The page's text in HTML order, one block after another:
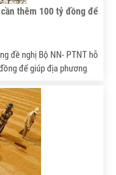
thêm 100 tỷ đồng để
đề nghị Bộ NN- PTNT hỗ
để giúp địa phương
để mua thêm 100 máy
dầu diezel, 2 tỷ đồng do
kw, mua giống lúa, ngô
18 tỷ đồng hỗ trợ nước